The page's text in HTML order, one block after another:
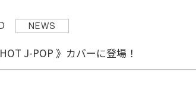
NEWS
J-POP 》カバーに登場！